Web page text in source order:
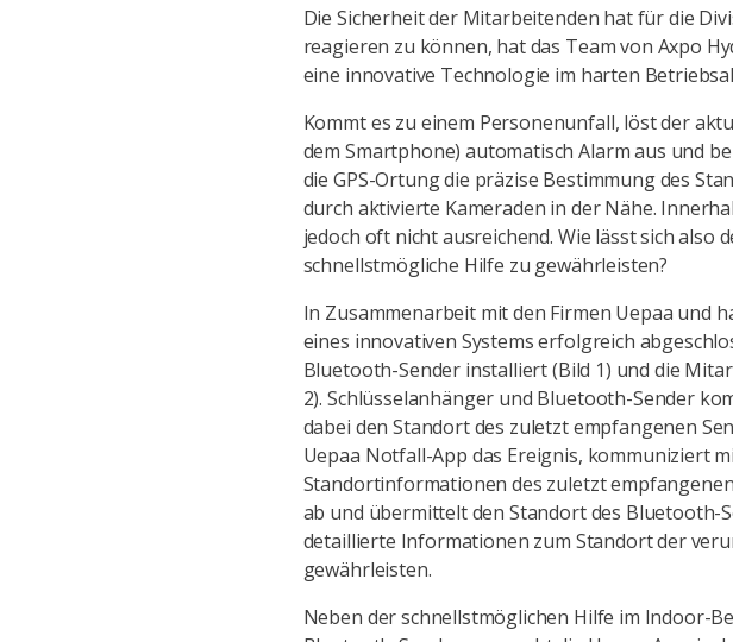
Die Sicherheit der Mitarbeitenden hat für die
reagieren zu können, hat das Team von Axpo
eine innovative Technologie im harten
Kommt es zu einem Personenunfall, löst der
dem Smartphone) automatisch Alarm aus und
die GPS-Ortung die präzise Bestimmung des
durch aktivierte Kameraden in der Nähe.
jedoch oft nicht ausreichend. Wie lässt sich
schnellstmögliche Hilfe zu gewährleisten?
In Zusammenarbeit mit den Firmen Uepaa und
eines innovativen Systems erfolgreich
Bluetooth-Sender installiert (Bild 1) und die
2). Schlüsselanhänger und Bluetooth-Sender
dabei den Standort des zuletzt empfangenen
Uepaa Notfall-App das Ereignis, kommuniziert
Standortinformationen des zuletzt
ab und übermittelt den Standort des Bluetooth-
detaillierte Informationen zum Standort der
gewährleisten.
Neben der schnellstmöglichen Hilfe im Indoor-